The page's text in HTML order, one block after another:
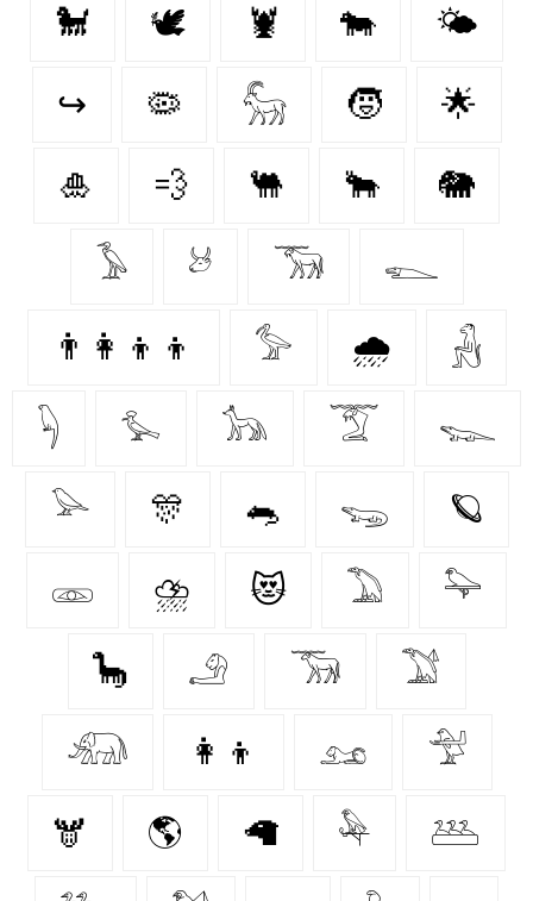
🐩 🕊 🦞 🐄 🌤️
↪ 🦠 𓃵 🧒 🌟
🎍 💨 🐫 🐂 🐘
𓅥 𓃾 𓃝 𓆍
👨‍👩‍👦‍👦 𓅞 🌧️ 𓃻
𓆐 𓅙 𓃥 𓄆 𓆊
𓅪 🎊 🐀 𓆌 🪐
𓁽 ⛈️ 😻 𓅐 𓅍
🦕 𓄂 𓃞 𓅑
𓃰 👩‍👦 𓃭 𓅴
🫎 🌎 🦙 𓅆 𓅹